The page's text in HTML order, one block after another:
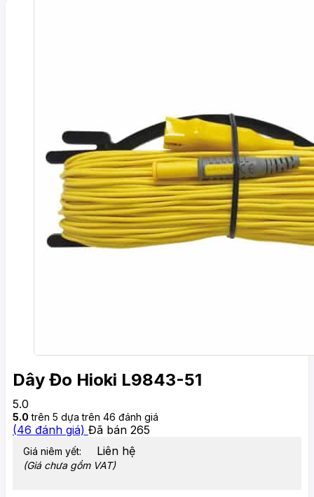
Dây Đo Hioki L9843-51
5.0
5.0 trên 5 dựa trên 46 đánh giá
(46 đánh giá) Đã bán 265
Giá niêm yết: Liên hệ
(Giá chưa gồm VAT)